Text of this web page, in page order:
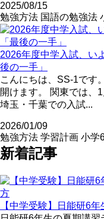
2025/08/15
勉強方法 国語の勉強法
2026年度中学入試、い
後の一手」
こんにちは、SS-1です
開けます。 関東では、
埼玉・千葉での入試...
2026/01/09
勉強方法 学習計画 小学
新着記事
【中学受験】日能研6